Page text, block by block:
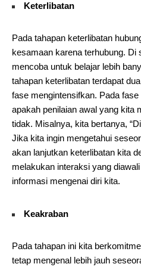
Keterlibatan
Pada tahapan keterlibatan
kesamaan karena terhubung. Di
mencoba untuk belajar lebih
tahapan keterlibatan terdapat
fase mengintensifkan. Pada
apakah penilaian awal yang kita
tidak. Misalnya, kita bertanya,
Jika kita ingin mengetahui
akan lanjutkan keterlibatan kita
melakukan interaksi yang
informasi mengenai diri kita.
Keakraban
Pada tahapan ini kita
tetap mengenal lebih jauh